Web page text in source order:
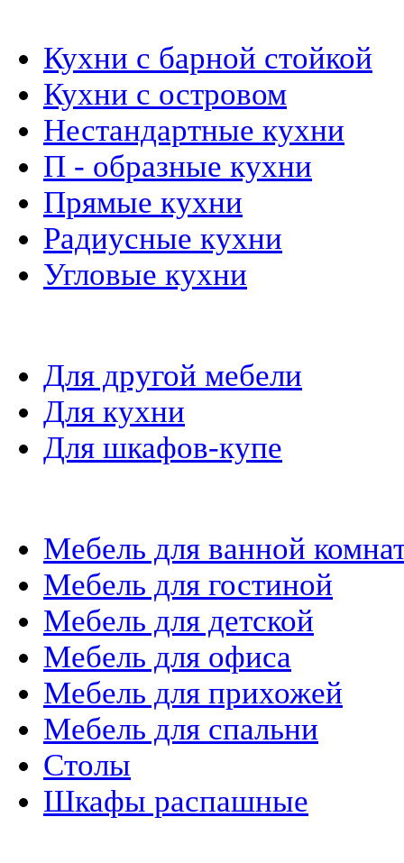
Кухни с барной стойкой
Кухни с островом
Нестандартные кухни
П - образные кухни
Прямые кухни
Радиусные кухни
Угловые кухни
Для другой мебели
Для кухни
Для шкафов-купе
Мебель для ванной
Мебель для гостиной
Мебель для детской
Мебель для офиса
Мебель для прихожей
Мебель для спальни
Столы
Шкафы распашные